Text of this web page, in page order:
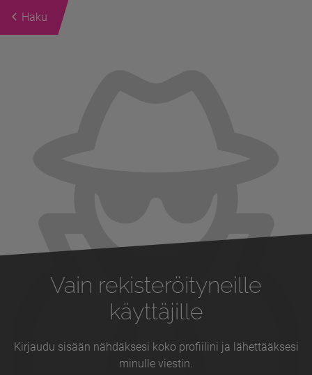
Haku
Vain rekisteröityneille
käyttäjille
Kirjaudu sisään nähdäksesi koko profiilini ja lähettääksesi
minulle viestin.